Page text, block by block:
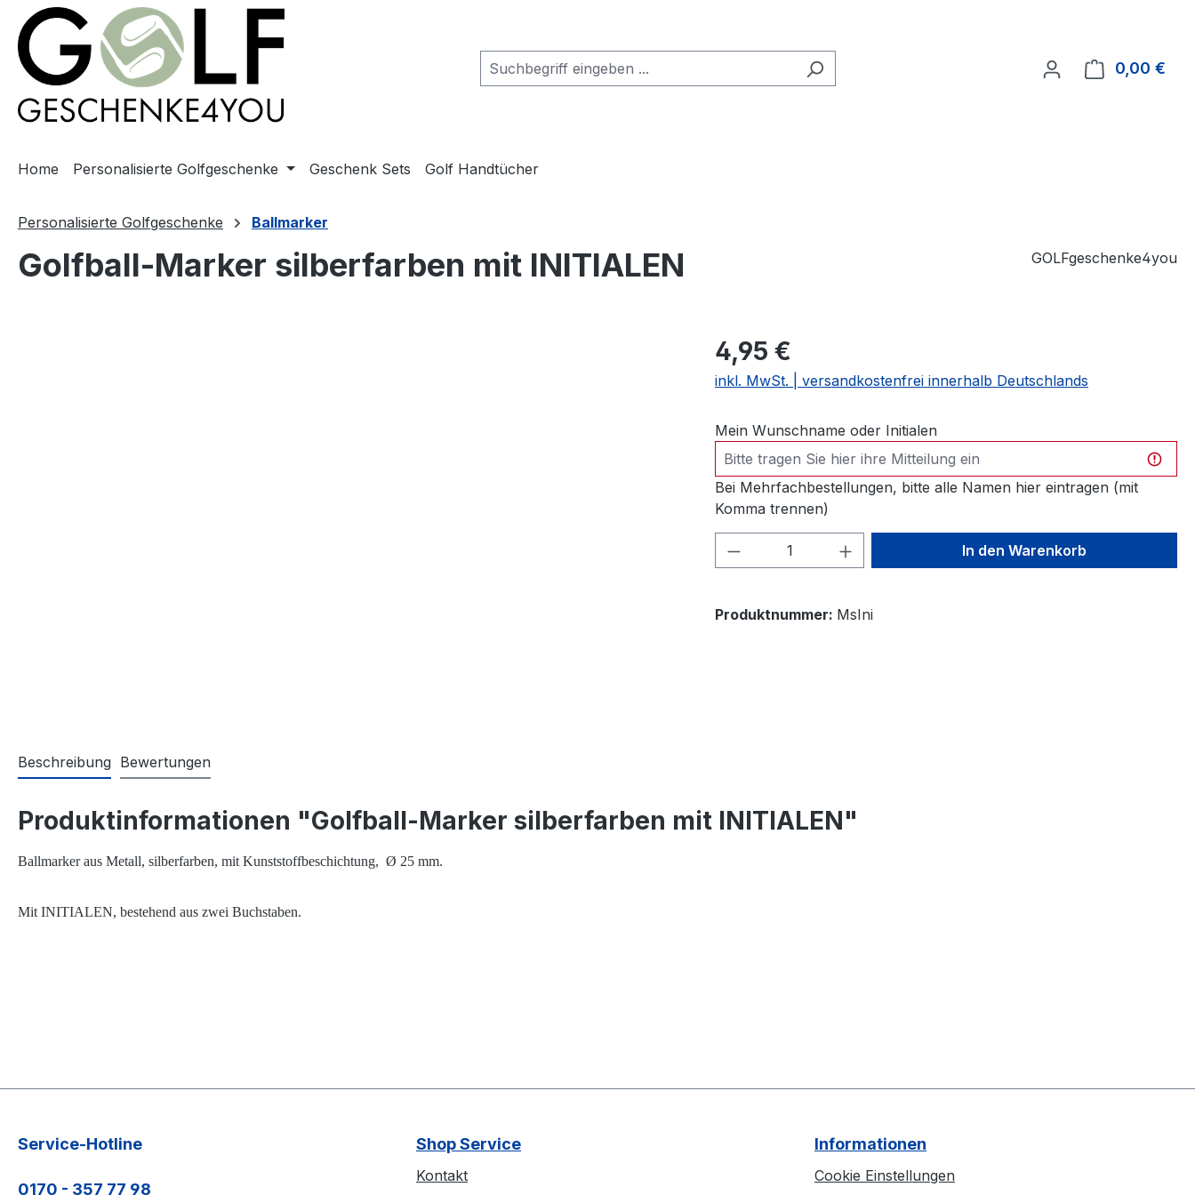
Zur Hauptnavigation springen
0,00 €
Home Personalisierte Golfgeschenke Geschenk Sets Golf Handtücher
Personalisierte Golfgeschenke Ballmarker
Golfball-Marker silberfarben mit INITIALEN GOLFgeschenke4you
4,95 €
inkl. MwSt. | versandkostenfrei innerhalb Deutschlands
Mein Wunschname oder Initialen
Bei Mehrfachbestellungen, bitte alle Namen hier eintragen (mit
Komma trennen)
Produkt Anzahl: Gib den gewünschten Wert
In den Warenkorb
Produktnummer: MsIni
Beschreibung Bewertungen
Produktinformationen "Golfball-Marker silberfarben mit INITIALEN"
Ballmarker aus Metall, silberfarben, mit Kunststoffbeschichtung, Ø 25 mm.
Mit INITIALEN, bestehend aus zwei Buchstaben.
Service-Hotline
0170 - 357 77 98
Shop Service
Kontakt
Informationen
Cookie Einstellungen